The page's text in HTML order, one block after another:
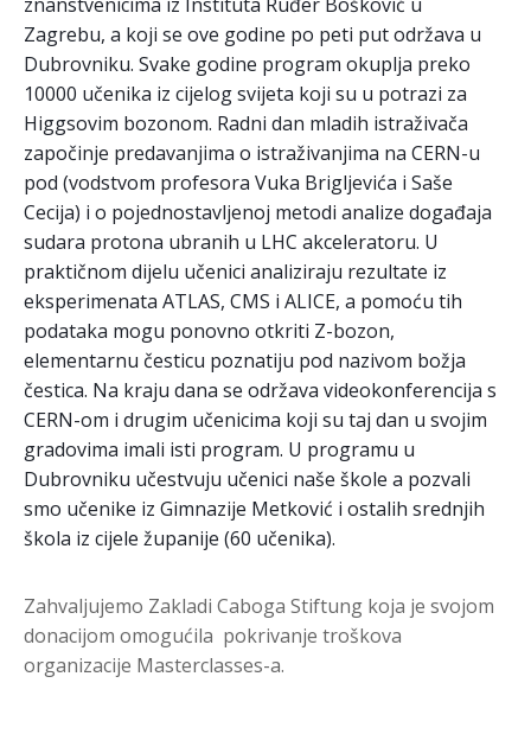
Zagrebu, a koji se ove godine po peti put održava u
Dubrovniku. Svake godine program okuplja preko
10000 učenika iz cijelog svijeta koji su u potrazi za
Higgsovim bozonom. Radni dan mladih istraživača
započinje predavanjima o istraživanjima na CERN-u
pod (vodstvom profesora Vuka Brigljevića i Saše
Cecija) i o pojednostavljenoj metodi analize događaja
sudara protona ubranih u LHC akceleratoru. U
praktičnom dijelu učenici analiziraju rezultate iz
eksperimenata ATLAS, CMS i ALICE, a pomoću tih
podataka mogu ponovno otkriti Z-bozon,
elementarnu česticu poznatiju pod nazivom božja
čestica. Na kraju dana se održava videokonferencija s
CERN-om i drugim učenicima koji su taj dan u svojim
gradovima imali isti program. U programu u
Dubrovniku učestvuju učenici naše škole a pozvali
smo učenike iz Gimnazije Metković i ostalih srednjih
škola iz cijele županije (60 učenika).
Zahvaljujemo Zakladi Caboga Stiftung koja je svojom
donacijom omogućila pokrivanje troškova
organizacije Masterclasses-a.